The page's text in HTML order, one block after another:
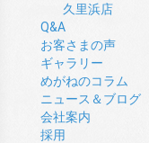
久里浜店
Q&A
お客さまの声
ギャラリー
めがねのコラム
ニュース＆ブログ
会社案内
採用